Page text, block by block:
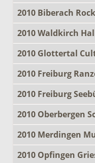
2010 Biberach
2010 Waldkirch
2010 Glottertal
2010 Freiburg
2010 Freiburg
2010 Oberbergen
2010 Merdingen
2010 Opfingen